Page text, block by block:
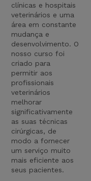
clínicas e hospitais
veterinários e uma
área em constante
mudança e
desenvolvimento. O
nosso curso foi
criado para
permitir aos
profissionais
veterinários
melhorar
significativamente
as suas técnicas
cirúrgicas, de
modo a fornecer
um serviço muito
mais eficiente aos
seus pacientes.